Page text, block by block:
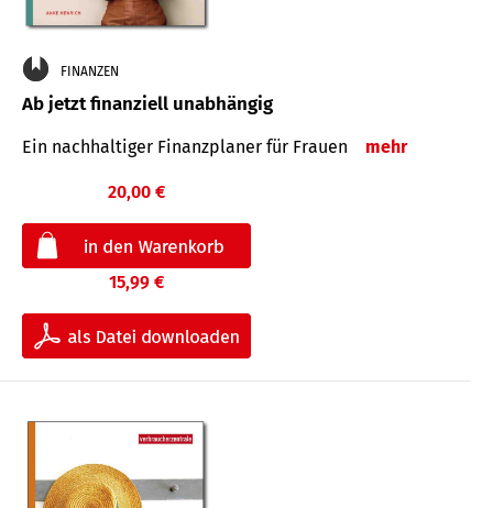
FINANZEN
Ab jetzt finanziell unabhängig
Ein nachhaltiger Finanzplaner für Frauen mehr
20,00 €
15,99 €